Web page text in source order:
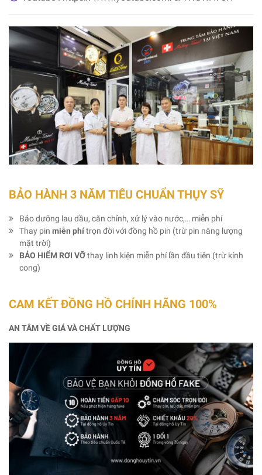
BẢO HÀNH 3 NĂM TIÊU CHUẨN THỤY SỸ
Bảo dưỡng lau dầu, căn chỉnh, xử lý vào nước,… miễn phí
Thay pin miễn phítrọn đời với đồng hồ pin (trừ pin năng lượng
mặt trời)
BẢO HIỂM RƠI VỠthay linh kiện miễn phí lần đầu tiên (trừ kính
cong)
CAM KẾT ĐỒNG HỒ CHÍNH HÃNG 100%
AN TÂM VỀ GIÁ VÀ CHẤT LƯỢNG